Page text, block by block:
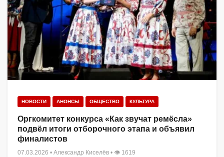
НОВОСТИ АНОНСЫ ОБЩЕСТВО КУЛЬТУРА
Оргкомитет конкурса «Как звучат ремёсла»
подвёл итоги отборочного этапа и объявил
финалистов
07.03.2026 • Александр Киселёв • 👁 1619